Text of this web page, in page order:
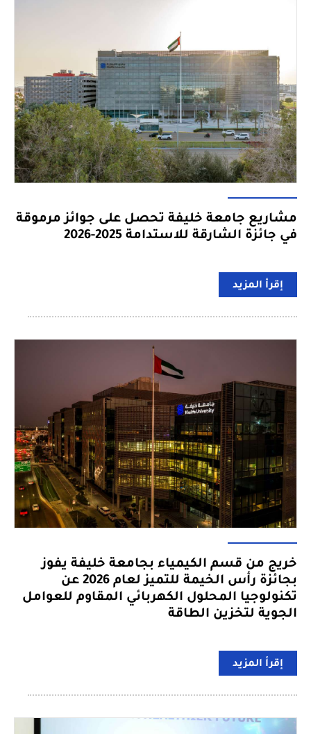
مشاريع جامعة خليفة تحصل على جوائز مرموقة
في جائزة الشارقة للاستدامة 2025-2026
إقرأ المزيد
خريج من قسم الكيمياء بجامعة خليفة يفوز
بجائزة رأس الخيمة للتميز لعام 2026 عن
تكنولوجيا المحلول الكهربائي المقاوم للعوامل
الجوية لتخزين الطاقة
إقرأ المزيد